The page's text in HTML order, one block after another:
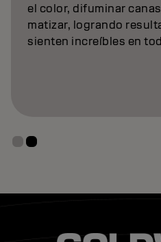
el color, difuminar
matizar, logrando
sienten increíbles en